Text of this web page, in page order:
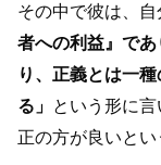
その中で彼は、
者への利益』で
り、正義とは一
る」 という形に
正の方が良いとい